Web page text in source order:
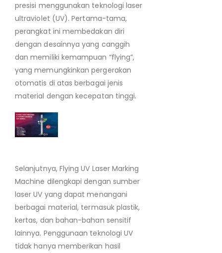
presisi menggunakan teknologi laser
ultraviolet (UV). Pertama-tama,
perangkat ini membedakan diri
dengan desainnya yang canggih
dan memiliki kemampuan “flying”,
yang memungkinkan pergerakan
otomatis di atas berbagai jenis
material dengan kecepatan tinggi.
Selanjutnya, Flying UV Laser Marking
Machine dilengkapi dengan sumber
laser UV yang dapat menangani
berbagai material, termasuk plastik,
kertas, dan bahan-bahan sensitif
lainnya. Penggunaan teknologi UV
tidak hanya memberikan hasil